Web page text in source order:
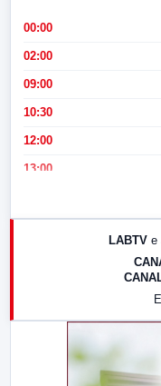
00:00
02:00
09:00
10:30
12:00
13:00
LABTV e